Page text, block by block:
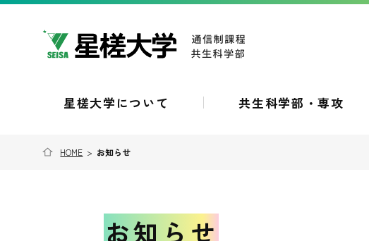
星槎大学について 共生科学部・専攻
HOME > お知らせ
お知らせ